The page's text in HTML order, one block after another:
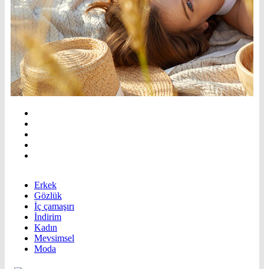
Erkek
Gözlük
İç çamaşırı
İndirim
Kadın
Mevsimsel
Moda